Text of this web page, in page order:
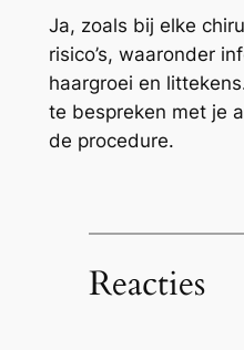
Ja, zoals bij elke
risico’s, waaronder
haargroei en
te bespreken met je
de procedure.
Reacties